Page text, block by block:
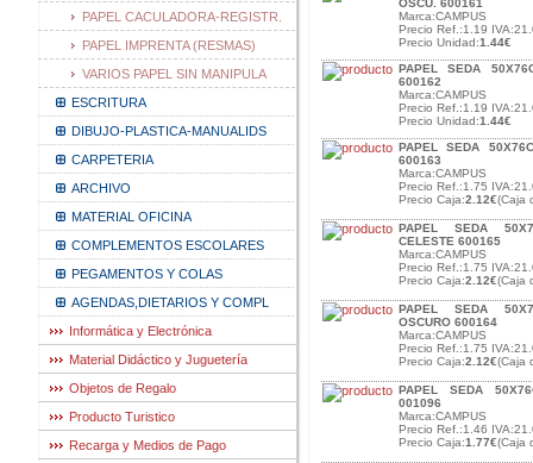
PAPEL CACULADORA-REGISTR.
PAPEL IMPRENTA (RESMAS)
VARIOS PAPEL SIN MANIPULA
ESCRITURA
DIBUJO-PLASTICA-MANUALIDS
CARPETERIA
ARCHIVO
MATERIAL OFICINA
COMPLEMENTOS ESCOLARES
PEGAMENTOS Y COLAS
AGENDAS,DIETARIOS Y COMPL
Informática y Electrónica
Material Didáctico y Juguetería
Objetos de Regalo
Producto Turistico
Recarga y Medios de Pago
OSCU. 600161
Marca:CAMPUS
Precio Ref.:1.19
Precio Unidad:1.44€
PAPEL SEDA
600162
Marca:CAMPUS
Precio Ref.:1.19
Precio Unidad:1.44€
PAPEL SEDA
600163
Marca:CAMPUS
Precio Ref.:1.75
Precio Caja:2.12€(Caja
PAPEL SEDA
CELESTE 600165
Marca:CAMPUS
Precio Ref.:1.75
Precio Caja:2.12€(Caja
PAPEL SEDA
OSCURO 600164
Marca:CAMPUS
Precio Ref.:1.75
Precio Caja:2.12€(Caja
PAPEL SEDA
001096
Marca:CAMPUS
Precio Ref.:1.46
Precio Caja:1.77€(Caja